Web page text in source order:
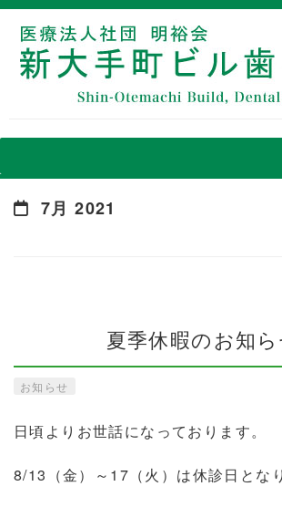
7月 2021
夏季休暇のお知
お知らせ
日頃よりお世話になっております。
8/13（金）～17（火）は休診日とな